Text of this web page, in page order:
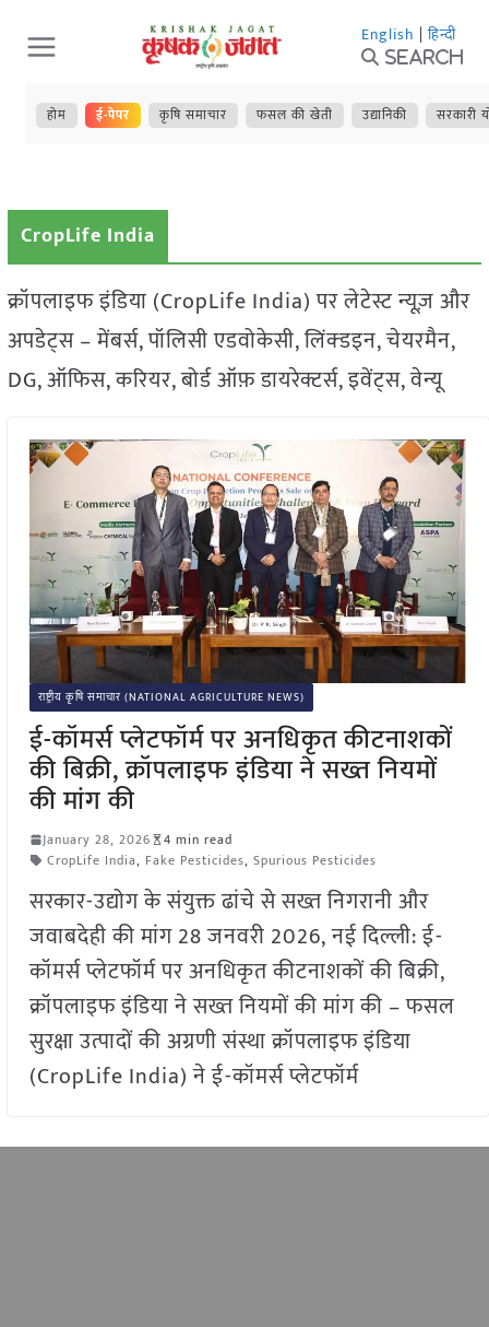
Skip
to
content
English | हिन्दी
Search
होम ई-पेपर कृषि समाचार फसल की खेती उद्यानिकी सरकारी
CropLife India
क्रॉपलाइफ इंडिया (CropLife India) पर लेटेस्ट न्यूज़ और
अपडेट्स – मेंबर्स, पॉलिसी एडवोकेसी, लिंक्डइन, चेयरमैन,
DG, ऑफिस, करियर, बोर्ड ऑफ़ डायरेक्टर्स, इवेंट्स, वेन्यू
राष्ट्रीय कृषि समाचार (NATIONAL AGRICULTURE NEWS)
ई-कॉमर्स प्लेटफॉर्म पर अनधिकृत कीटनाशकों
की बिक्री, क्रॉपलाइफ इंडिया ने सख्त नियमों
की मांग की
January 28, 2026
4 min read
CropLife India, Fake Pesticides, Spurious Pesticides
सरकार-उद्योग के संयुक्त ढांचे से सख्त निगरानी और
जवाबदेही की मांग 28 जनवरी 2026, नई दिल्ली: ई-
कॉमर्स प्लेटफॉर्म पर अनधिकृत कीटनाशकों की बिक्री,
क्रॉपलाइफ इंडिया ने सख्त नियमों की मांग की – फसल
सुरक्षा उत्पादों की अग्रणी संस्था क्रॉपलाइफ इंडिया
(CropLife India) ने ई-कॉमर्स प्लेटफॉर्म